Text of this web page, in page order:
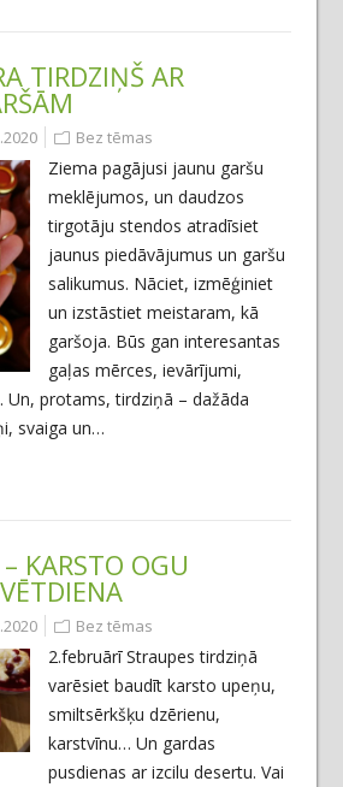
TIRDZIŅŠ AR
Bez tēmas
Ziema pagājusi jaunu garšu
meklējumos, un daudzos
tirgotāju stendos atradīsiet
jaunus piedāvājumus un garšu
salikumus. Nāciet, izmēģiniet
un izstāstiet meistaram, kā
garšoja. Būs gan interesantas
gaļas mērces, ievārījumi,
protams, tirdziņā – dažāda
svaiga un…
KARSTO OGU
Bez tēmas
2.februārī Straupes tirdziņā
varēsiet baudīt karsto upeņu,
smiltsērkšķu dzērienu,
karstvīnu… Un gardas
pusdienas ar izcilu desertu. Vai